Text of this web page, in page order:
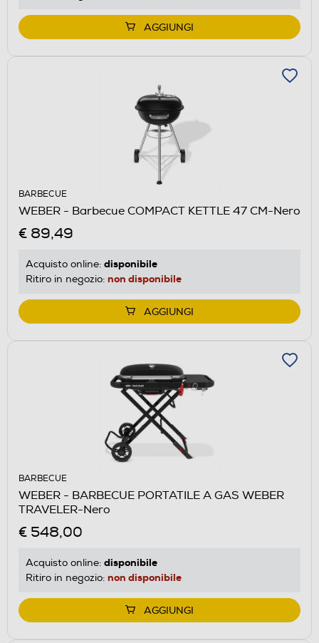
AGGIUNGI
BARBECUE
WEBER - Barbecue COMPACT KETTLE 47 CM-Nero
€ 89,49
Acquisto online: disponibile
Ritiro in negozio: non disponibile
AGGIUNGI
BARBECUE
WEBER - BARBECUE PORTATILE A GAS WEBER
TRAVELER-Nero
€ 548,00
Acquisto online: disponibile
Ritiro in negozio: non disponibile
AGGIUNGI